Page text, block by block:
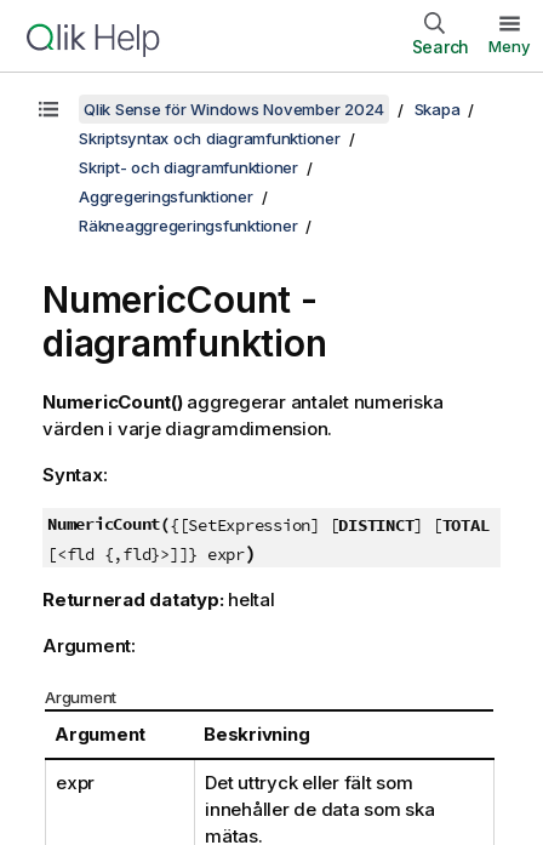
Search Meny
Qlik Sense för Windows November 2024
Skapa
Skriptsyntax och diagramfunktioner
Skript- och diagramfunktioner
Aggregeringsfunktioner
Räkneaggregeringsfunktioner
NumericCount -
diagramfunktion
NumericCount() aggregerar antalet numeriska
värden i varje diagramdimension.
Syntax:
NumericCount({[SetExpression] [DISTINCT] [TOTAL
[<fld {,fld}>]]} expr)
Returnerad datatyp: heltal
Argument:
Argument
Argument Beskrivning
expr
Det uttryck eller fält som
innehåller de data som ska
mätas.